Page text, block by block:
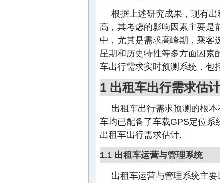
根据上述研究成果，现有
高，其考虑的影响因素主要是
中，尤其是需求高峰期，乘客
星期和历史特性等多方面因素
车出行需求实时预测系统，包
1 出租车出行需求估计
出租车出行需求预测的根
车均已配备了车载GPS定位
出租车出行需求估计.
1.1 出租车运营与管理系统
出租车运营与管理系统主